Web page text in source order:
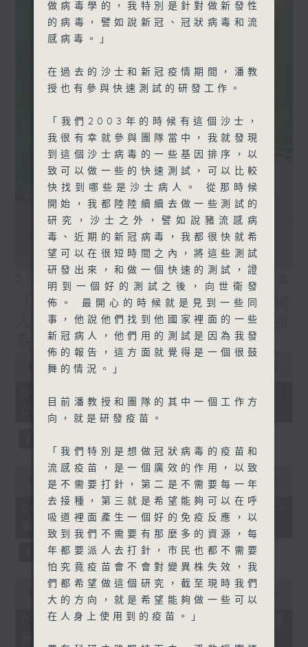
01/08/2026 相片集
「實驗試新室」—— 演奏機械
人（1）；推廣藝術品身份認證
系統的挑戰
seconds
minutes,
seconds
00:00
01/08/2026 - 足本 Full (HKT
09:00 - 09:30)
seconds
minutes,
seconds
00:00 07:14
01/08/2026 - 「實驗試新室」——
演奏機械人（1）
seconds
00:00 04:02
01/08/2026 - 推廣藝術品身份認證
做病毒學的，我特別是針對做新發性
的病毒，譬如說新冠、冠狀病毒和流
感病毒。」
在過去的沙士和新冠疫情期間，潘教
授也有參與快速測試的研發工作。
「我們2003年的時候有這個沙士，
我很有幸就參與團隊當中，我就發現
到這個沙士病毒的一些基因排序，以
致可以做一些的快速測試，可以比較
快找到哪些是沙士病人。 從那時候
開始，我都陸陸續續去做一些測試的
研究，沙士之外，譬如說豬流感病
毒、近期的新冠病毒，我都很快就希
望可以在很短時間之內，將這些測試
研發出來，和做一個快速的測試，證
明到一個好的測試之後，向世衛發
佈。 最開心的時候就是見到一些同
事，他說他們找到他國家裡面的一些
新冠病人，他們用的測試是因為我發
佈的報告，這方面就覺得是一個很鼓
舞的情況。」
目前潘教授和團隊的其中一個工作方
向，就是研發疫苗。
「我們特別是想做冠狀病毒的疫苗和
流感疫苗，是一個廣效的作用，以致
是不需要打針，第二是不需要每一年
去接種，第三就是希望能夠可以在呼
吸道裡面產生一個好的免疫反應，以
致到我們不需要有那麼多的資源，每
年都要派人去打針，市民也都不需要
怕究竟疫苗會不會對變異株失效，我
們都希望做這個研究，截至現時我們
大的方向，就是希望能夠做一些可以
在人身上使用到的疫苗。」